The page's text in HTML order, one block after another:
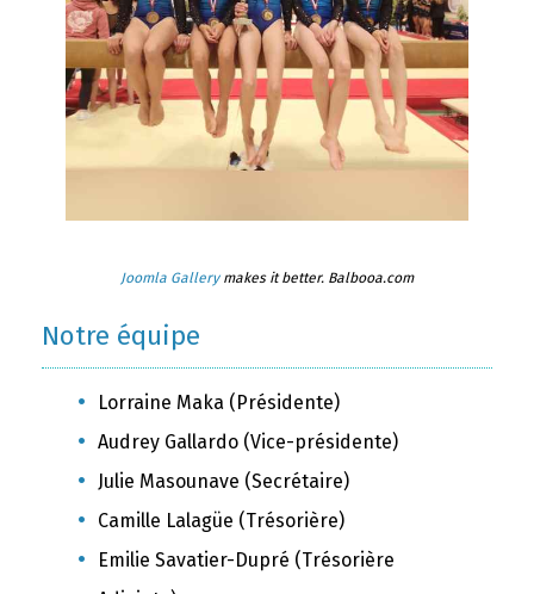
Joomla Gallerymakes it better. Balbooa.com
Notre équipe
Lorraine Maka (Présidente)
Audrey Gallardo (Vice-présidente)
Julie Masounave (Secrétaire)
Camille Lalagüe (Trésorière)
Emilie Savatier-Dupré (Trésorière